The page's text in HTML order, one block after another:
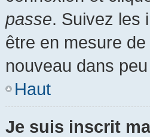
passe. Suivez les
être en mesure
nouveau dans
Haut
Je suis inscrit